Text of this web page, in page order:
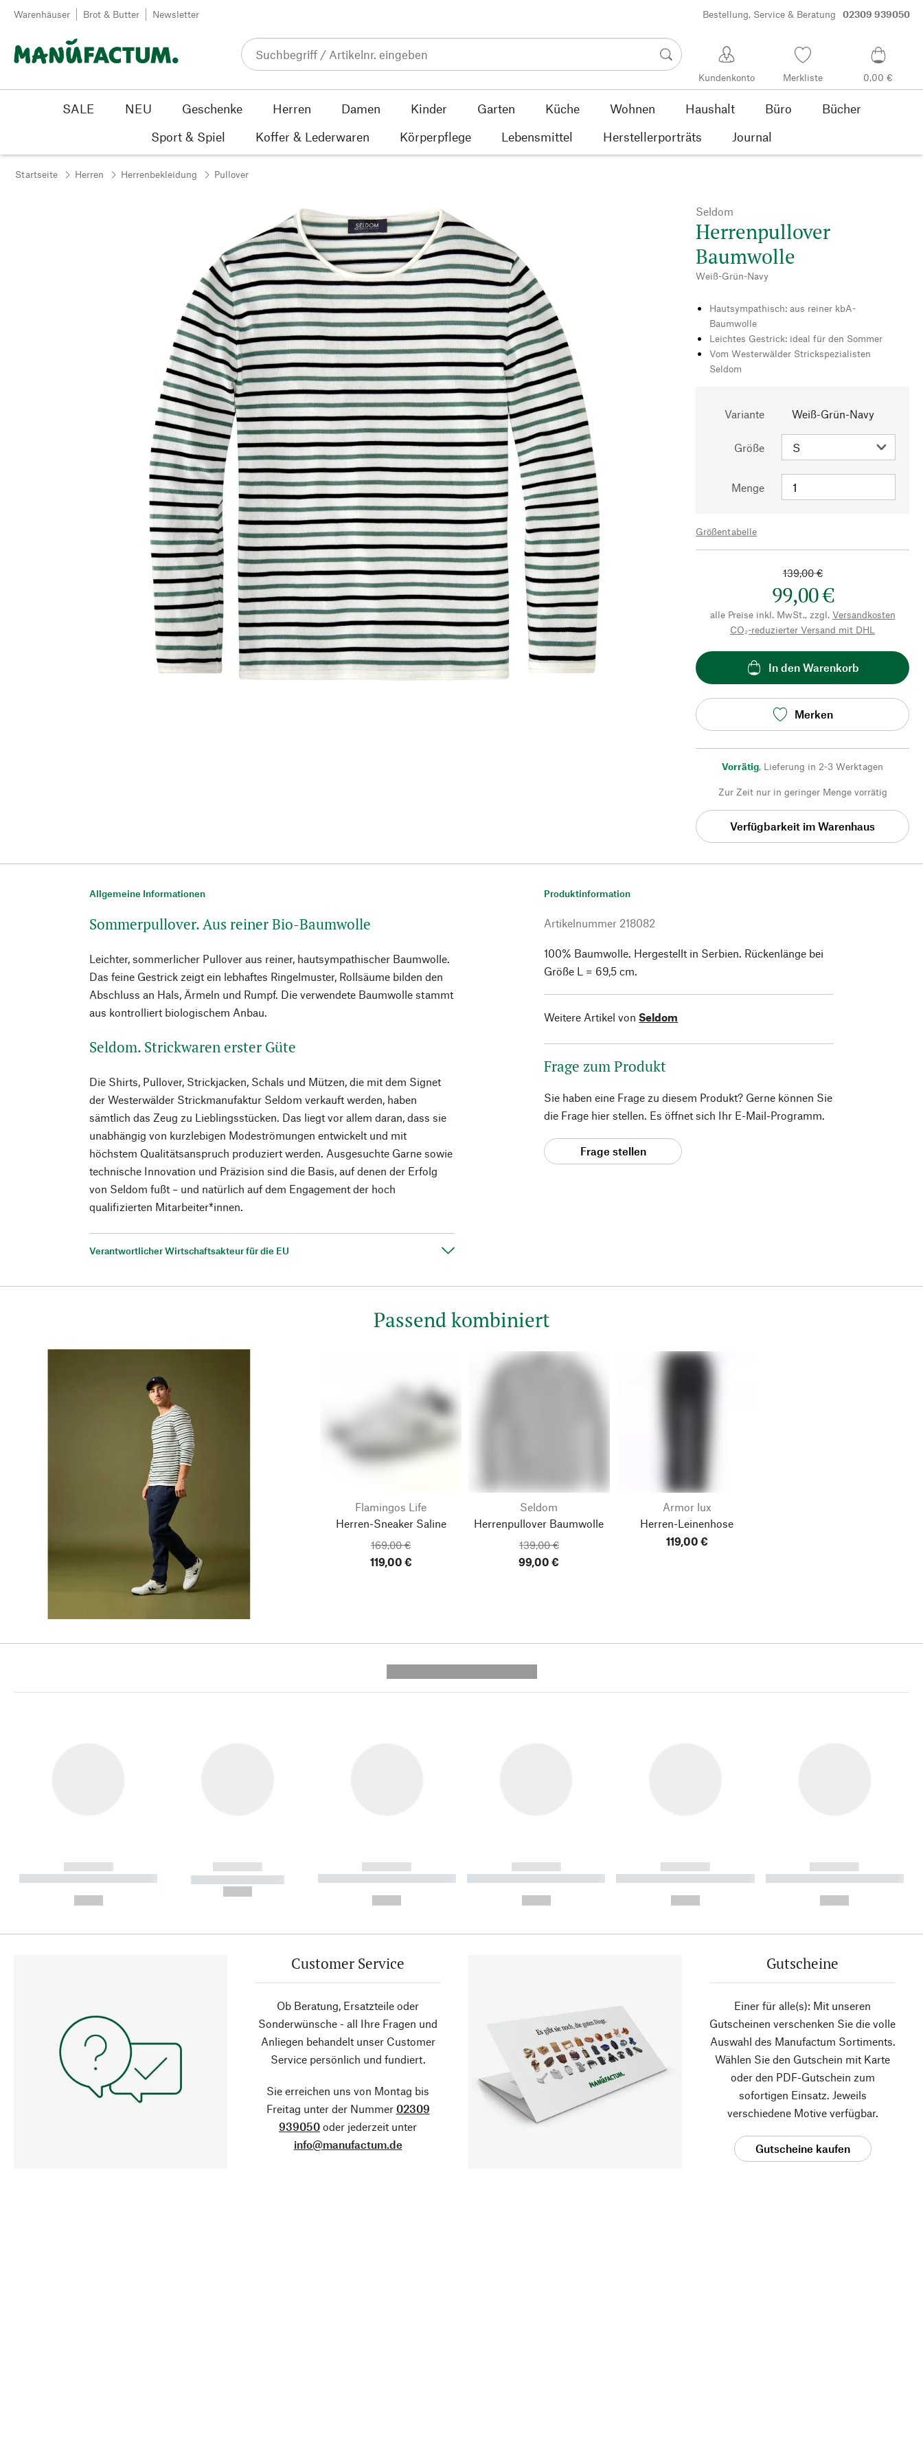
Zum Inhalt springen
Warenhäuser Brot & Butter Newsletter Bestellung, Service & Beratung 02309 939050
Kundenkonto Merkliste 0,00 €
SALE NEU Geschenke Herren Damen Kinder Garten Küche Wohnen Haushalt Büro
Bücher
Sport & Spiel
Koffer & Lederwaren Körperpflege Lebensmittel Herstellerporträts Journal
Startseite Herren Herrenbekleidung Pullover
Seldom
Herrenpullover
Baumwolle
Weiß-Grün-Navy
Hautsympathisch: aus reiner kbA-
Baumwolle
Leichtes Gestrick: ideal für den Sommer
Vom Westerwälder Strickspezialisten
Seldom
Variante Weiß-Grün-Navy
Größe
Menge
Größentabelle
139,00 €
99,00 €
alle Preise inkl. MwSt., zzgl. Versandkosten
CO₂-reduzierter Versand mit DHL
In den Warenkorb
Merken
Vorrätig, Lieferung in 2-3 Werktagen
Zur Zeit nur in geringer Menge vorrätig
Verfügbarkeit im Warenhaus
Allgemeine Informationen
Sommerpullover. Aus reiner Bio-Baumwolle
Leichter, sommerlicher Pullover aus reiner, hautsympathischer Baumwolle.
Das feine Gestrick zeigt ein lebhaftes Ringelmuster, Rollsäume bilden den
Abschluss an Hals, Ärmeln und Rumpf. Die verwendete Baumwolle stammt
aus kontrolliert biologischem Anbau.
Seldom. Strickwaren erster Güte
Die Shirts, Pullover, Strickjacken, Schals und Mützen, die mit dem Signet
der Westerwälder Strickmanufaktur Seldom verkauft werden, haben
sämtlich das Zeug zu Lieblingsstücken. Das liegt vor allem daran, dass sie
unabhängig von kurzlebigen Modeströmungen entwickelt und mit
höchstem Qualitätsanspruch produziert werden. Ausgesuchte Garne sowie
technische Innovation und Präzision sind die Basis, auf denen der Erfolg
von Seldom fußt – und natürlich auf dem Engagement der hoch
qualifizierten Mitarbeiter*innen.
Verantwortlicher Wirtschaftsakteur für die EU
Produktinformation
Artikelnummer 218082
100% Baumwolle. Hergestellt in Serbien. Rückenlänge bei
Größe L = 69,5 cm.
Weitere Artikel von Seldom
Frage zum Produkt
Sie haben eine Frage zu diesem Produkt? Gerne können Sie
die Frage hier stellen. Es öffnet sich Ihr E-Mail-Programm.
Frage stellen
Passend kombiniert
Flamingos Life
Herren-Sneaker Saline
169,00 €
119,00 €
Seldom
Herrenpullover Baumwolle
139,00 €
99,00 €
Armor lux
Herren-Leinenhose
119,00 €
------------
----------- ----------- ----------
------------
----------- -----------
------------
----------- ----------- ----------
------------
----------- ----------- ----------
------------
----------- ----------- ----------
------------
----------- ----------- ----------
Customer Service
Ob Beratung, Ersatzteile oder
Sonderwünsche - all Ihre Fragen und
Anliegen behandelt unser Customer
Service persönlich und fundiert.
Sie erreichen uns von Montag bis
Freitag unter der Nummer 02309
939050 oder jederzeit unter
info@manufactum.de
Gutscheine
Einer für alle(s): Mit unseren
Gutscheinen verschenken Sie die volle
Auswahl des Manufactum Sortiments.
Wählen Sie den Gutschein mit Karte
oder den PDF-Gutschein zum
sofortigen Einsatz. Jeweils
verschiedene Motive verfügbar.
Gutscheine kaufen